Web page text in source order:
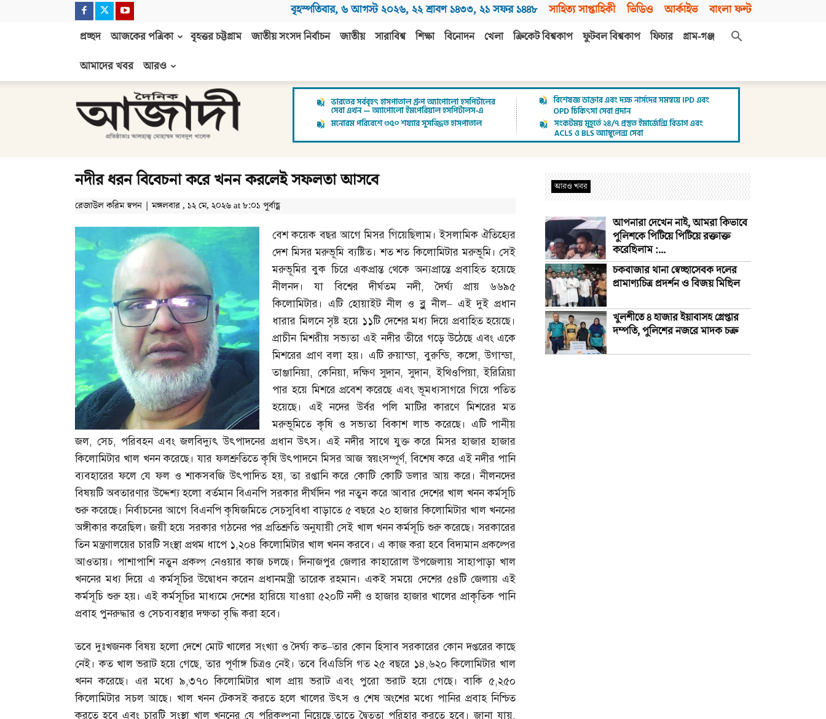
বৃহস্পতিবার, ৬ আগস্ট ২০২৬, ২২ শ্রাবণ ১৪৩৩, ২১ সফর ১৪৪৮ সাহিত্য সাপ্তাহিকী ভিডিও আর্কাইভ বাংলা ফন্ট
প্রচ্ছদ আজকের পত্রিকা বৃহত্তর চট্টগ্রাম জাতীয় সংসদ নির্বাচন জাতীয় সারাবিশ্ব শিক্ষা বিনোদন খেলা ক্রিকেট বিশ্বকাপ ফুটবল বিশ্বকাপ ফিচার
গ্রাম-গঞ্জ
আমাদের খবর
আরও
আজাদী
নদীর ধরন বিবেচনা করে খনন করলেই সফলতা আসবে
রেজাউল করিম স্বপন | মঙ্গলবার , ১২ মে, ২০২৬ at ৮:০১ পূর্বাহ্ণ
বেশ কয়েক বছর আগে মিসর গিয়েছিলাম। ইসলামিক ঐতিহ্যের
দেশ মিসর মরুভূমি ব্যষ্টিত। শত শত কিলোমিটার মরুভূমি। সেই
মরুভূমির বুক চিরে একপ্রান্ত থেকে অন্যপ্রান্তে প্রবাহিত হয়েছে
নীলনদ। যা বিশ্বের দীর্ঘতম নদী,দৈর্ঘ্য প্রায় ৬৬৯৫
কিলোমিটার। এটি হোয়াইট নীল ও ব্লু নীল– এই দুই প্রধান
ধারার মিলনে সৃষ্ট হয়ে ১১টি দেশের মধ্য দিয়ে প্রবাহিত হয়েছে।
প্রাচীন মিশরীয় সভ্যতা এই নদীর তীরে গড়ে উঠেছে এবং একে
মিশরের প্রাণ বলা হয়। এটি রুয়ান্ডা,বুরুন্ডি,কঙ্গো,উগান্ডা,
তাঞ্জানিয়া, কেনিয়া,দক্ষিণ সুদান,সুদান,ইথিওপিয়া,ইরিত্রিয়া
পার হয়ে মিশরে প্রবেশ করেছে এবং ভূমধ্যসাগরে গিয়ে পতিত
হয়েছে। এই নদের উর্বর পলি মাটির কারণে মিশরের মত
মরুভূমিতে কৃষি ও সভ্যতা বিকাশ লাভ করেছে। এটি পানীয়
জল,সেচ, পরিবহন এবং জলবিদ্যুৎ উৎপাদনের প্রধান উৎস। এই নদীর সাথে যুক্ত করে মিসর হাজার হাজার
কিলোমিটার খাল খনন করেছে। যার ফলশ্রুতিতে কৃষি উৎপাদনে মিসর আজ স্বয়ংসম্পূর্ণ,বিশেষ করে এই নদীর পানি
ব্যবহারের ফলে যে ফল ও শাকসবজি উৎপাদিত হয়,তা রপ্তানি করে কোটি কোটি ডলার আয় করে। নীলনদের
বিষয়টি অবতারণার উদ্দেশ্য হলো বর্তমান বিএনপি সরকার দীর্ঘদিন পর নতুন করে আবার দেশের খাল খনন কর্মসূচি
শুরু করেছে। নির্বাচনের আগে বিএনপি কৃষিজমিতে সেচসুবিধা বাড়াতে ৫ বছরে ২০ হাজার কিলোমিটার খাল খননের
অঙ্গীকার করেছিল। জয়ী হয়ে সরকার গঠনের পর প্রতিশ্রুতি অনুযায়ী সেই খাল খনন কর্মসূচি শুরু করেছে। সরকারের
তিন মন্ত্রণালয়ের চারটি সংস্থা প্রথম ধাপে ১,২০৪ কিলোমিটার খাল খনন করবে। এ কাজ করা হবে বিদ্যমান প্রকল্পের
আওতায়। পাশাপাশি নতুন প্রকল্প নেওয়ার কাজ চলছে। দিনাজপুর জেলার কাহারোল উপজেলায় সাহাপাড়া খাল
খননের মধ্য দিয়ে এ কর্মসূচির উদ্বোধন করেন প্রধানমন্ত্রী তারেক রহমান। একই সময়ে দেশের ৫৪টি জেলায় এই
কর্মসূচি শুরু হয়। এই কর্মসূচির মাধ্যমে দেশের হারিয়ে যাওয়া ৫২০টি নদী ও হাজার হাজার খালের প্রাকৃতিক পানি
প্রবাহ পুনরুদ্ধার ও সেচব্যবস্থার দক্ষতা বৃদ্ধি করা হবে।
তবে দুঃখজনক বিষয় হলো দেশে মোট খালের সংখ্যা ও দৈর্ঘ্য কত–তার কোন হিসাব সরকারের কোন দপ্তরের কাছে
নেই। কত খাল ভরাট হয়ে গেছে,তার পূর্ণাঙ্গ চিত্রও নেই। তবে বিএডিসি গত ২৫ বছরে ১৪,৬২০ কিলোমিটার খাল
খনন করেছে। এর মধ্যে ৯,৩৭০ কিলোমিটার খাল প্রায় ভরাট এবং পুরো ভরাট হয়ে গেছে। বাকি ৫,২৫০
কিলোমিটার সচল আছে। খাল খনন টেকসই করতে হলে খালের উৎস ও শেষ অংশের মধ্যে পানির প্রবাহ নিশ্চিত
করতে হবে এবং চারটি সংস্থা খাল খননের যে পরিকল্পনা নিয়েছে,তাতে দ্বৈততা পরিহার করতে হবে। জানা যায়,
আরও খবর
আপনারা দেখেন নাই, আমরা কিভাবে
পুলিশকে পিটিয়ে পিটিয়ে রক্তাক্ত
করেছিলাম :...
চকবাজার থানা স্বেচ্ছাসেবক দলের
প্রামাণ্যচিত্র প্রদর্শন ও বিজয় মিছিল
খুলশীতে ৪ হাজার ইয়াবাসহ গ্রেপ্তার
দম্পতি, পুলিশের নজরে মাদক চক্র